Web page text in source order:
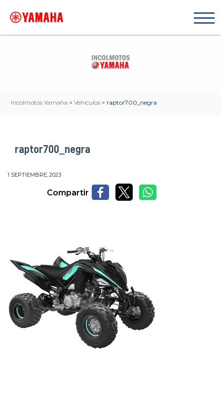
Incolmotos Yamaha > Vehículos > raptor700_negra
raptor700_negra
1 SEPTIEMBRE, 2023
Compartir